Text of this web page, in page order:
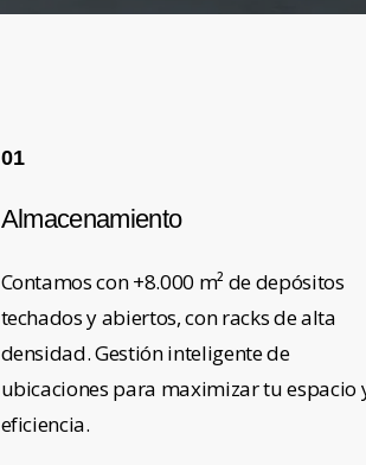
01
Almacenamiento
Contamos con +8.000 m² de depósitos
techados y abiertos, con racks de alta
densidad. Gestión inteligente de
ubicaciones para maximizar tu espacio
eficiencia.